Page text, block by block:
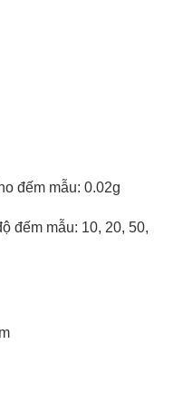
đếm mẫu: 0.02g
đếm mẫu: 10, 20, 50,